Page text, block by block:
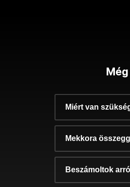
Miért van
Mekkora
Beszámoltok